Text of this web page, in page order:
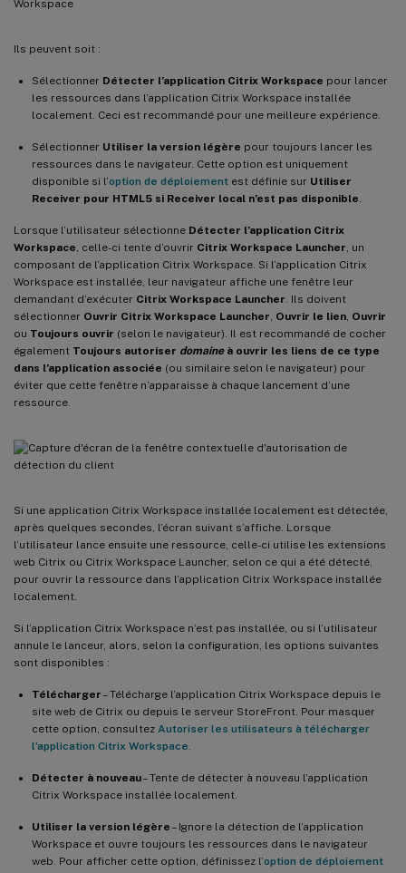
Ils peuvent soit :
Sélectionner Détecter l’application Citrix Workspace pour lancer
les ressources dans l’application Citrix Workspace installée
localement. Ceci est recommandé pour une meilleure expérience.
Sélectionner Utiliser la version légère pour toujours lancer les
ressources dans le navigateur. Cette option est uniquement
disponible si l’option de déploiement est définie sur Utiliser
Receiver pour HTML5 si Receiver local n’est pas disponible
Lorsque l’utilisateur sélectionne Détecter l’application Citrix
Workspace , celle-ci tente d’ouvrir Citrix Workspace Launcher , un
composant de l’application Citrix Workspace. Si l’application Citrix
Workspace est installée, leur navigateur affiche une fenêtre leur
demandant d’exécuter Citrix Workspace Launcher . Ils doivent
sélectionner Ouvrir Citrix Workspace Launcher Ouvrir le lien Ouvrir
ou Toujours ouvrir (selon le navigateur). Il est recommandé de cocher
également Toujours autoriser domaineà ouvrir les liens de ce type
dans l’application associée (ou similaire selon le navigateur) pour
éviter que cette fenêtre n’apparaisse à chaque lancement d’une
ressource.
Si une application Citrix Workspace installée localement est détectée,
après quelques secondes, l’écran suivant s’affiche. Lorsque
l’utilisateur lance ensuite une ressource, celle-ci utilise les extensions
web Citrix ou Citrix Workspace Launcher, selon ce qui a été détecté,
pour ouvrir la ressource dans l’application Citrix Workspace installée
localement.
Si l’application Citrix Workspace n’est pas installée, ou si l’utilisateur
annule le lanceur, alors, selon la configuration, les options suivantes
sont disponibles :
Télécharger– Télécharge l’application Citrix Workspace depuis le
site web de Citrix ou depuis le serveur StoreFront. Pour masquer
cette option, consultez Autoriser les utilisateurs à télécharger
l’application Citrix Workspace
Détecter à nouveau– Tente de détecter à nouveau l’application
Citrix Workspace installée localement.
Utiliser la version légère– Ignore la détection de l’application
Workspace et ouvre toujours les ressources dans le navigateur
web. Pour afficher cette option, définissez l’option de déploiement